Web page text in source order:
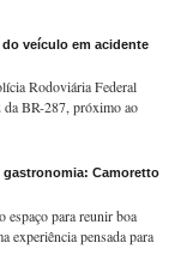
veículo em acidente
Rodoviária Federal
da BR-287, próximo ao
Camoretto
espaço para reunir boa
experiência pensada para